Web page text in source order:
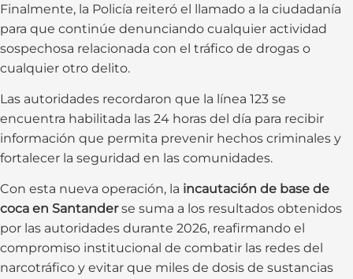
Finalmente, la Policía reiteró el llamado a la ciudadanía
para que continúe denunciando cualquier actividad
sospechosa relacionada con el tráfico de drogas o
cualquier otro delito.
Las autoridades recordaron que la línea 123 se
encuentra habilitada las 24 horas del día para recibir
información que permita prevenir hechos criminales y
fortalecer la seguridad en las comunidades.
Con esta nueva operación, la incautación de base de
coca en Santanderse suma a los resultados obtenidos
por las autoridades durante 2026, reafirmando el
compromiso institucional de combatir las redes del
narcotráfico y evitar que miles de dosis de sustancias